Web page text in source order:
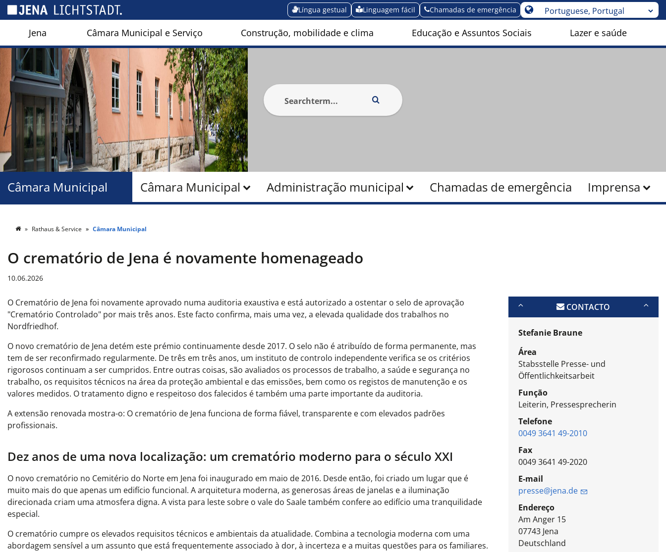
Língua gestual Linguagem fácil Chamadas de emergência
Jena Câmara Municipal e Serviço Construção, mobilidade e clima Educação e Assuntos Sociais Lazer e saúde
Câmara Municipal Administração municipal Chamadas de emergência Imprensa
Câmara Municipal
Rathaus & Service Câmara Municipal
O crematório de Jena é novamente homenageado
10.06.2026
O Crematório de Jena foi novamente aprovado numa auditoria exaustiva e está autorizado a ostentar o selo de aprovação
"Crematório Controlado" por mais três anos. Este facto confirma, mais uma vez, a elevada qualidade dos trabalhos no
Nordfriedhof.
O novo crematório de Jena detém este prémio continuamente desde 2017. O selo não é atribuído de forma permanente, mas
tem de ser reconfirmado regularmente. De três em três anos, um instituto de controlo independente verifica se os critérios
rigorosos continuam a ser cumpridos. Entre outras coisas, são avaliados os processos de trabalho, a saúde e segurança no
trabalho, os requisitos técnicos na área da proteção ambiental e das emissões, bem como os registos de manutenção e os
valores medidos. O tratamento digno e respeitoso dos falecidos é também uma parte importante da auditoria.
A extensão renovada mostra-o: O crematório de Jena funciona de forma fiável, transparente e com elevados padrões
profissionais.
Dez anos de uma nova localização: um crematório moderno para o século XXI
O novo crematório no Cemitério do Norte em Jena foi inaugurado em maio de 2016. Desde então, foi criado um lugar que é
muito mais do que apenas um edifício funcional. A arquitetura moderna, as generosas áreas de janelas e a iluminação
direcionada criam uma atmosfera digna. A vista para leste sobre o vale do Saale também confere ao edifício uma tranquilidade
especial.
O crematório cumpre os elevados requisitos técnicos e ambientais da atualidade. Combina a tecnologia moderna com uma
abordagem sensível a um assunto que está frequentemente associado à dor, à incerteza e a muitas questões para os familiares.
CONTACTO
Stefanie Braune
Área
Stabsstelle Presse- und
Öffentlichkeitsarbeit
Função
Leiterin, Pressesprecherin
Telefone
0049 3641 49-2010
Fax
0049 3641 49-2020
E-mail
presse@jena.de
Endereço
Am Anger 15
07743 Jena
Deutschland
Cookies management panel